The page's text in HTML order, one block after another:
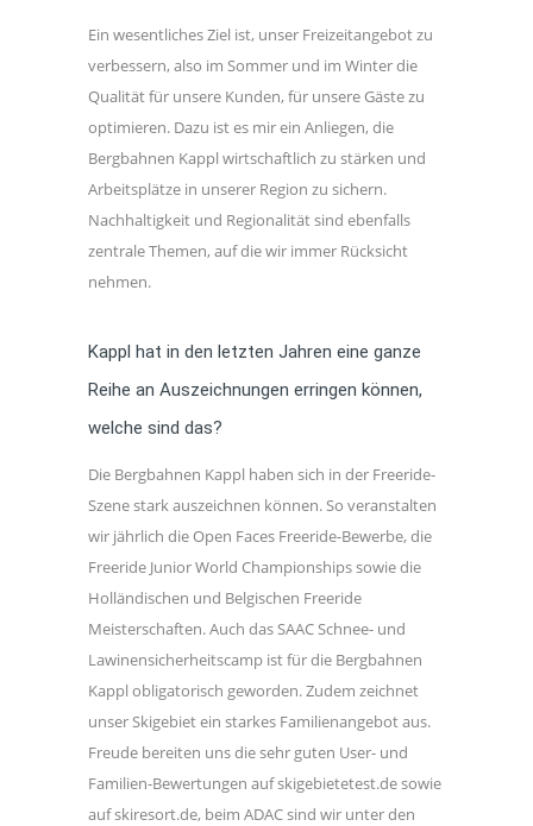
Ein wesentliches Ziel ist, unser Freizeitangebot zu
verbessern, also im Sommer und im Winter die
Qualität für unsere Kunden, für unsere Gäste zu
optimieren. Dazu ist es mir ein Anliegen, die
Bergbahnen Kappl wirtschaftlich zu stärken und
Arbeitsplätze in unserer Region zu sichern.
Nachhaltigkeit und Regionalität sind ebenfalls
zentrale Themen, auf die wir immer Rücksicht
nehmen.
Kappl hat in den letzten Jahren eine ganze
Reihe an Auszeichnungen erringen können,
welche sind das?
Die Bergbahnen Kappl haben sich in der Freeride-
Szene stark auszeichnen können. So veranstalten
wir jährlich die Open Faces Freeride-Bewerbe, die
Freeride Junior World Championships sowie die
Holländischen und Belgischen Freeride
Meisterschaften. Auch das SAAC Schnee- und
Lawinensicherheitscamp ist für die Bergbahnen
Kappl obligatorisch geworden. Zudem zeichnet
unser Skigebiet ein starkes Familienangebot aus.
Freude bereiten uns die sehr guten User- und
Familien-Bewertungen auf skigebietetest.de sowie
auf skiresort.de, beim ADAC sind wir unter den